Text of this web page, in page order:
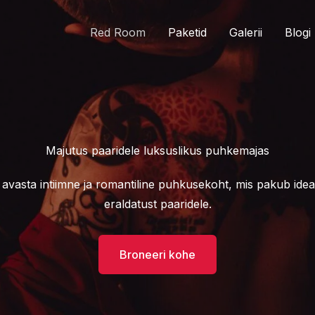
Red Room Paketid Galerii Blogi
Majutus paaridele luksuslikus puhkemajas
intiimne ja romantiline puhkusekoht, mis pakub
eraldatust paaridele.
Broneeri kohe